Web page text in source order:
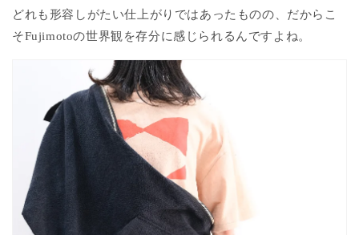
どれも形容しがたい仕上がりではあったものの、だからこ
そFujimotoの世界観を存分に感じられるんですよね。